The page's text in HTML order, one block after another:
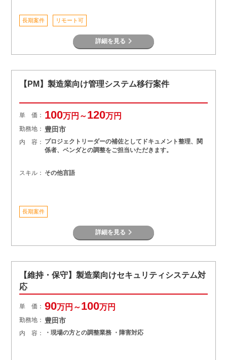
長期案件 リモート可
詳細を見る
【PM】製造業向け管理システム移行案件
単 価： 100万円～120万円
勤務地： 豊田市
内 容： プロジェクトリーダーの補佐としてドキュメント整理、関
係者、ベンダとの調整をご担当いただきます。
スキル： その他言語
長期案件
詳細を見る
【維持・保守】製造業向けセキュリティシステム対
応
単 価： 90万円～100万円
勤務地： 豊田市
内 容： ・現場の方との調整業務 ・障害対応